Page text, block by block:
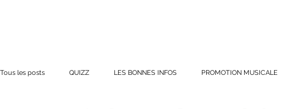
Tous les posts QUIZZ LES BONNES INFOS PROMOTION MUSICALE